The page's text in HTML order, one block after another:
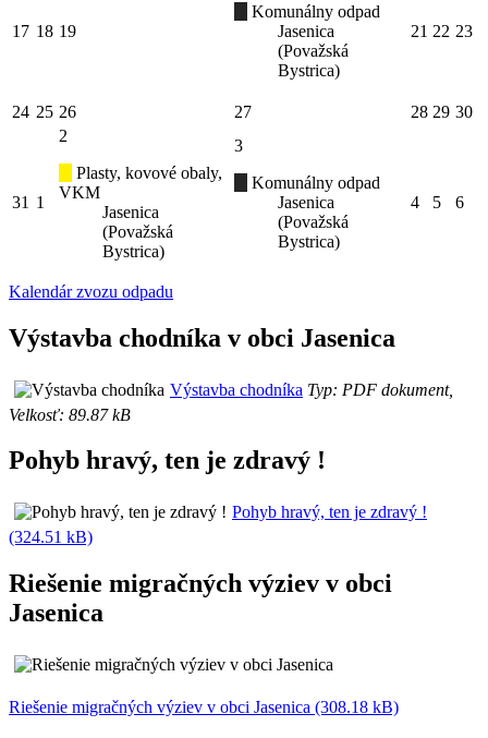
17 18 19
Komunálny odpad
Jasenica
(Považská
Bystrica)
21 22 23
24 25 26 27 28 29 30
31 1
2
Plasty, kovové obaly,
VKM
Jasenica
(Považská
Bystrica)
3
Komunálny odpad
Jasenica
(Považská
Bystrica)
4 5 6
Kalendár zvozu odpadu
Výstavba chodníka v obci Jasenica
Výstavba chodníka Typ: PDF dokument,
Velkosť: 89.87 kB
Pohyb hravý, ten je zdravý !
Pohyb hravý, ten je zdravý !
(324.51 kB)
Riešenie migračných výziev v obci
Jasenica
Riešenie migračných výziev v obci Jasenica (308.18 kB)